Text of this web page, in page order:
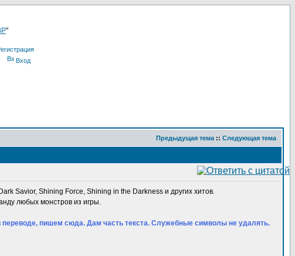
"
Вход
Предыдущая тема :: Следующая тема
Savior, Shining Force, Shining in the Darkness и других хитов.
любых монстров из игры.
переводе, пишем сюда. Дам часть текста. Служебные символы не удалять.